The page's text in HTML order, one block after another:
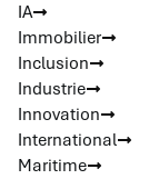
IA
Immobilier
Inclusion
Industrie
Innovation
International
Maritime